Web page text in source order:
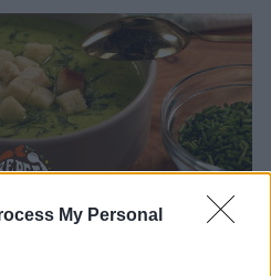
My Personal